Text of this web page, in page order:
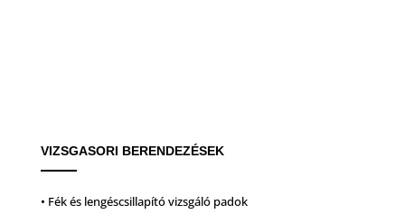
VIZSGASORI BERENDEZÉSEK
• Fék és lengéscsillapító vizsgáló padok